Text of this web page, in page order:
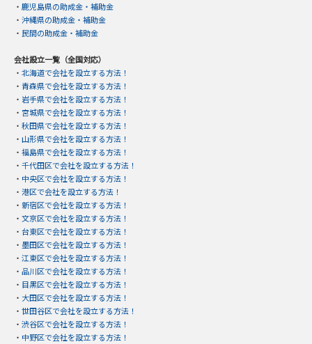
・ 鹿児島県の助成金・補助金
・ 沖縄県の助成金・補助金
・ 民間の助成金・補助金
会社設立一覧（全国対応）
・ 北海道で会社を設立する方法！
・ 青森県で会社を設立する方法！
・ 岩手県で会社を設立する方法！
・ 宮城県で会社を設立する方法！
・ 秋田県で会社を設立する方法！
・ 山形県で会社を設立する方法！
・ 福島県で会社を設立する方法！
・ 千代田区で会社を設立する方法！
・ 中央区で会社を設立する方法！
・ 港区で会社を設立する方法！
・ 新宿区で会社を設立する方法！
・ 文京区で会社を設立する方法！
・ 台東区で会社を設立する方法！
・ 墨田区で会社を設立する方法！
・ 江東区で会社を設立する方法！
・ 品川区で会社を設立する方法！
・ 目黒区で会社を設立する方法！
・ 大田区で会社を設立する方法！
・ 世田谷区で会社を設立する方法！
・ 渋谷区で会社を設立する方法！
・ 中野区で会社を設立する方法！